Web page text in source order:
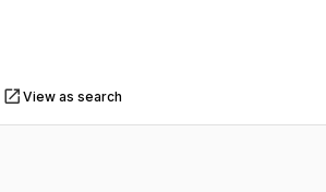
View as search